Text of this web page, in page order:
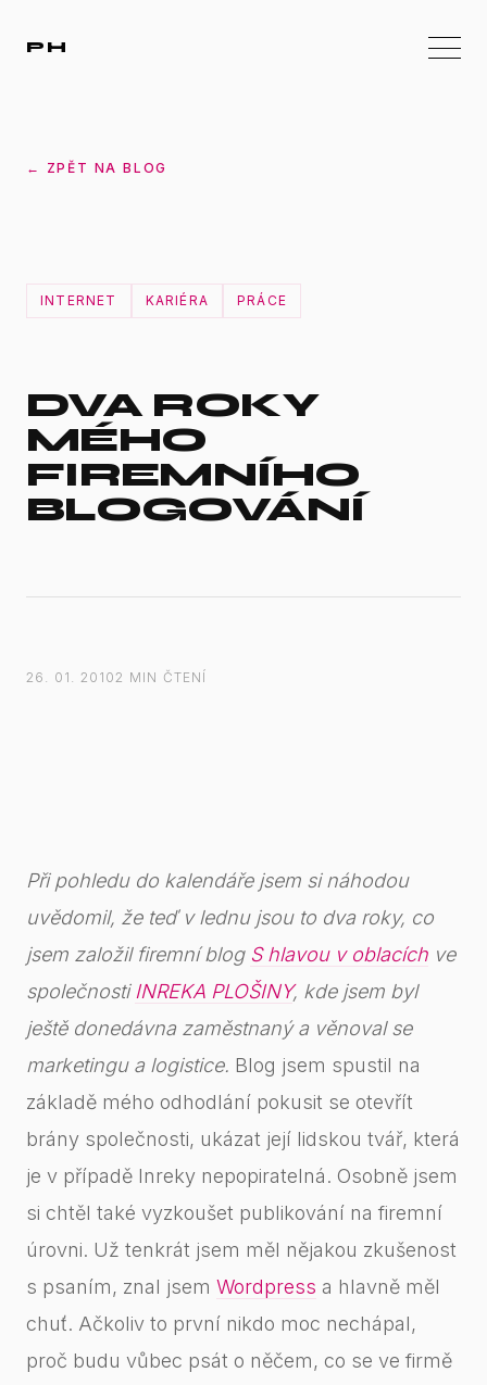
PH
← ZPĚT NA BLOG
INTERNET KARIÉRA PRÁCE
DVA ROKY
MÉHO
FIREMNÍHO
BLOGOVÁNÍ
26. 01. 20102 MIN ČTENÍ
Při pohledu do kalendáře jsem si náhodou
uvědomil, že teď v lednu jsou to dva roky, co
jsem založil firemní blog S hlavou v oblacích ve
společnosti INREKA PLOŠINY, kde jsem byl
ještě donedávna zaměstnaný a věnoval se
marketingu a logistice. Blog jsem spustil na
základě mého odhodlání pokusit se otevřít
brány společnosti, ukázat její lidskou tvář, která
je v případě Inreky nepopiratelná. Osobně jsem
si chtěl také vyzkoušet publikování na firemní
úrovni. Už tenkrát jsem měl nějakou zkušenost
s psaním, znal jsem Wordpress a hlavně měl
chuť. Ačkoliv to první nikdo moc nechápal,
proč budu vůbec psát o něčem, co se ve firmě